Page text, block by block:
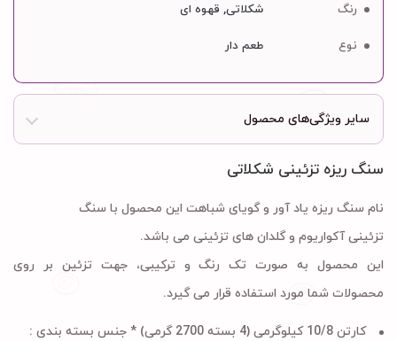
رنگ شکلاتی, قهوه ای
نوع طعم دار
سایر ویژگی‌های محصول
سنگ ریزه تزئینی شکلاتی
نام سنگ ریزه یاد آور و گویای شباهت این محصول با سنگ
تزئینی آکواریوم و گلدان های تزئینی می باشد.
این محصول به صورت تک رنگ و ترکیبی، جهت تزئین بر روی
محصولات شما مورد استفاده قرار می گیرد.
کارتن 10/8 کیلوگرمی (4 بسته 2700 گرمی) * جنس بسته بندی :